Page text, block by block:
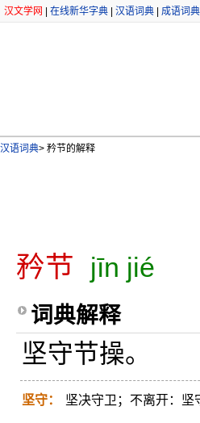
汉文学网 在线新华字典 汉语词典 成语词典
汉语词典> 矜节的解释
矜节 jīn jié
词典解释
坚守节操。
坚守： 坚决守卫；不离开：坚